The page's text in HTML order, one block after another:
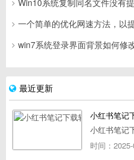
Win10系统复制同名文件没有
一个简单的优化网速方法，以
win7系统登录界面背景如何修
最近更新
小红书笔记
小红书笔记
时间：